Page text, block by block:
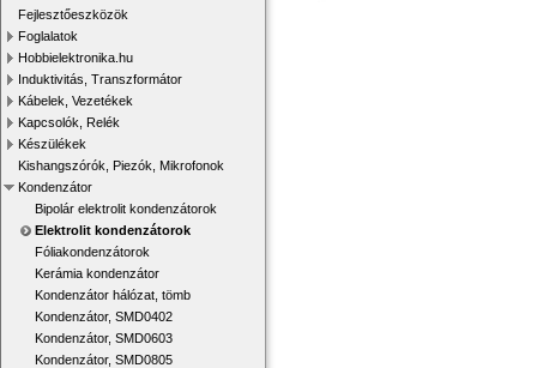
Fejlesztőeszközök
Foglalatok
Hobbielektronika.hu
Induktivitás, Transzformátor
Kábelek, Vezetékek
Kapcsolók, Relék
Készülékek
Kishangszórók, Piezók, Mikrofonok
Kondenzátor
Bipolár elektrolit kondenzátorok
Elektrolit kondenzátorok
Fóliakondenzátorok
Kerámia kondenzátor
Kondenzátor hálózat, tömb
Kondenzátor, SMD0402
Kondenzátor, SMD0603
Kondenzátor, SMD0805